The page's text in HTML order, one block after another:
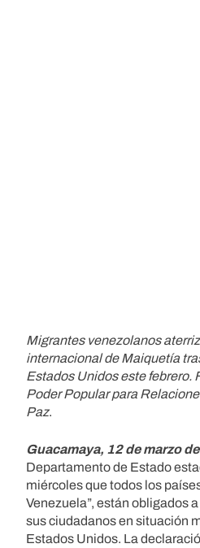
Migrantes venezolanos
internacional de Maiquetía
Estados Unidos este febrero.
Poder Popular para
Paz.
Guacamaya, 12 de marzo
Departamento de Estado
miércoles que todos los
Venezuela”, están obligados
sus ciudadanos en situación
Estados Unidos. La